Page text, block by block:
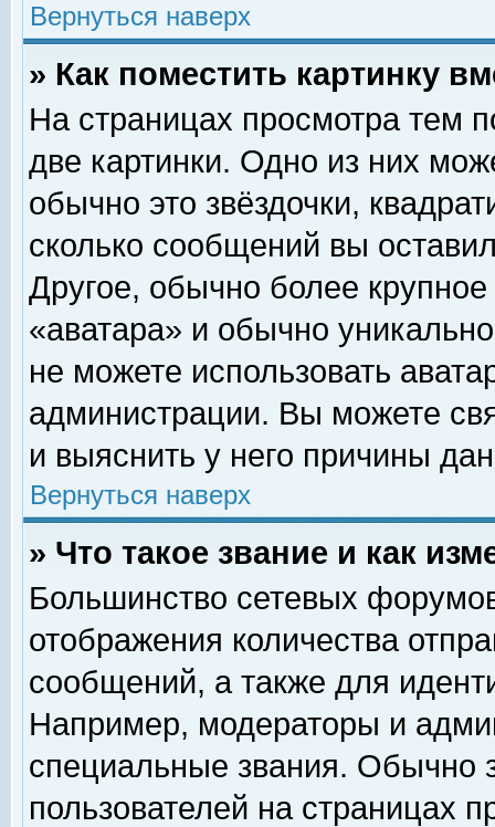
Вернуться наверх
» Как поместить картинку
На страницах просмотра тем
две картинки. Одно из них
обычно это звёздочки,
сколько сообщений вы
Другое, обычно более
«аватара» и обычно
не можете использовать
администрации. Вы можете
и выяснить у него причины
Вернуться наверх
» Что такое звание и как
Большинство сетевых
отображения количества
сообщений, а также для
Например, модераторы и
специальные звания. Обычно
пользователей на страницах